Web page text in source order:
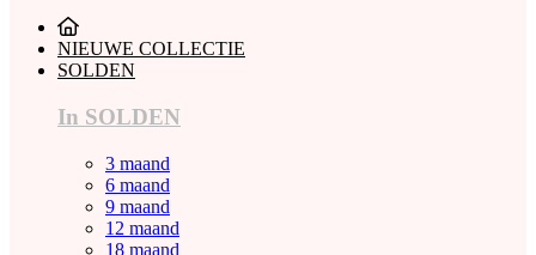
NIEUWE COLLECTIE
SOLDEN
In SOLDEN
3 maand
6 maand
9 maand
12 maand
18 maand